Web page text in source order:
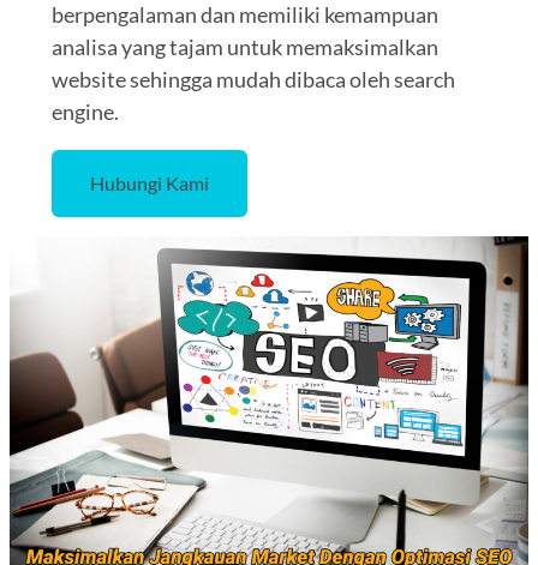
berpengalaman dan memiliki kemampuan
analisa yang tajam untuk memaksimalkan
website sehingga mudah dibaca oleh search
engine.
Hubungi Kami